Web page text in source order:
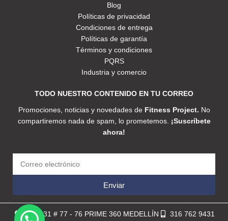
Blog
Políticas de privacidad
Condiciones de entrega
Políticas de garantía
Términos y condiciones
PQRS
Industria y comercio
TODO NUESTRO CONTENIDO EN TU CORREO
Promociones, noticias y novedades de Fitness Project. No
compartiremos nada de spam, lo prometemos. ¡Suscríbete
ahora!
Enviar
Calle 31 # 77 - 76 PRIME 360 MEDELLÍN 316 762 9431